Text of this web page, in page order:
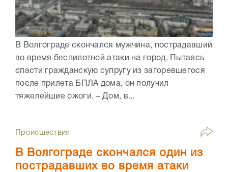
В Волгограде скончался мужчина, пострадавший
во время беспилотной атаки на город. Пытаясь
спасти гражданскую супругу из загоревшегося
после прилета БПЛА дома, он получил
тяжелейшие ожоги. – Дом, в...
Происшествия
В Волгограде скончался один из
пострадавших во время атаки